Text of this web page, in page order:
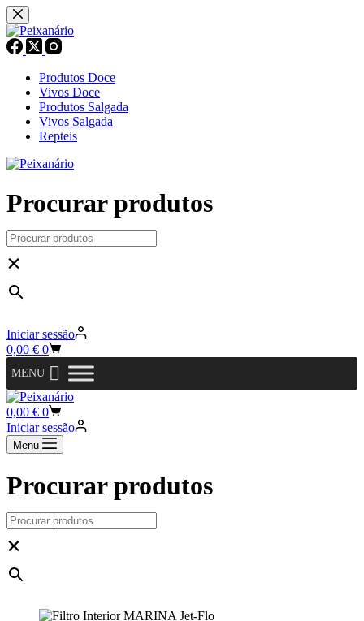
Pular
para
o
conteúdo
Produtos Doce
Vivos Doce
Produtos Salgada
Vivos Salgada
Repteis
Procurar produtos
×
Iniciar sessão
Carrinho
de
compras
0,00 € 0
MENU
Carrinho
de
compras
0,00 € 0
Iniciar sessão
Menu
Procurar produtos
×